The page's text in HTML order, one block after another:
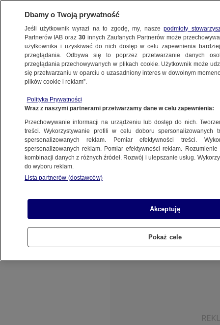
ŚWIAT
od zarzutu zbrodni wojennych
10.03.2018, 08:06
Udostępnij
Sąd w Kosowie uwolnił w piątek wicepremiera
podczas wojny w Kosowie. Limaj pełnił wówczas
funkcję dowódcy Wyzwoleńczej Armii Kosowa
(UCK).
Dbamy o Twoją prywatność
Jeśli użytkownik wyrazi na to zgodę, my, naszepodmioty
Partnerów IAB oraz30 innych Zaufanych Partnerów może
użytkownika i uzyskiwać do nich dostęp w celu zapewnienia
przeglądania. Odbywa się to poprzez przetwarzanie danych
przeglądania przechowywanych w plikach cookie. Użytkownik może
się przetwarzaniu w oparciu o uzasadniony interes w dowolnym
plików cookie i reklam”.
Polityka Prywatności
Wraz z naszymi partnerami przetwarzamy dane w celu zapewnienia:
Przechowywanie informacji na urządzeniu lub dostęp do nich.
treści. Wykorzystywanie profili w celu doboru spersonalizowanych
spersonalizowanych reklam. Pomiar efektywności treści.
spersonalizowanych reklam. Pomiar efektywności reklam.
kombinacji danych z różnych źródeł. Rozwój i ulepszanie usług.
do wyboru reklam.
Lista partnerów (dostawców)
Akceptuję
Pokaż cele